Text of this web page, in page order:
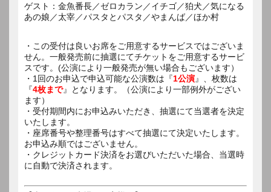
ゲスト：金魚番長／ゼロカラン／イチゴ／狛犬／気になる
あの娘／太宰／パスタとパスタ／やまんば／ほか村
・この受付は良いお席をご用意するサービスではございま
せん。一般発売前に抽選にてチケットをご用意するサービ
スです。(公演により一般発売が無い場合もございます）
・1回のお申込で申込可能な公演数は『1公演』、枚数は
『4枚まで』となります。（公演により一部例外がござい
ます）
・受付期間内にお申込みいただき、抽選にて当選者を決定
いたします。
・座席番号や整理番号はすべて抽選にて決定いたします。
お申込み順ではございません。
・クレジットカード決済をお選びいただいた場合、当選時
に自動で決済されます。